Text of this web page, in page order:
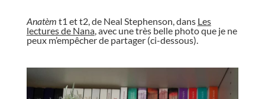
Anatèm t1 et t2, de Neal Stephenson, dans Les
lectures de Nana, avec une très belle photo que je ne
peux m’empêcher de partager (ci-dessous).